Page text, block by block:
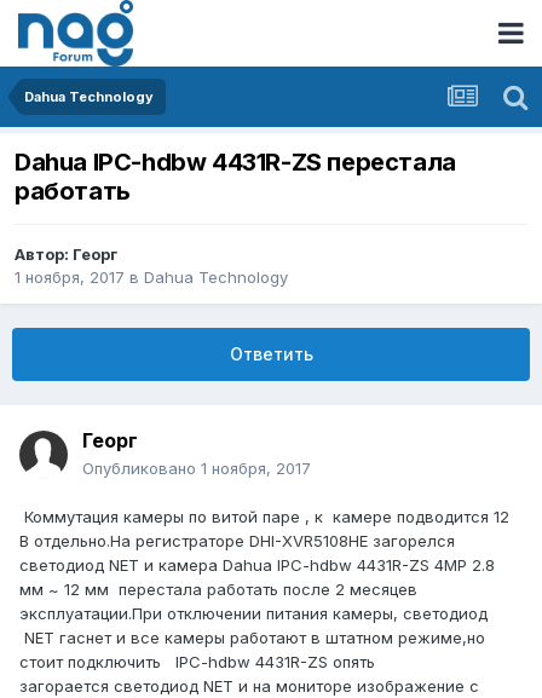
Dahua Technology
Dahua IPC-hdbw 4431R-ZS перестала
работать
Автор: Георг
1 ноября, 2017 в Dahua Technology
Ответить
Георг
Опубликовано 1 ноября, 2017
Коммутация камеры по витой паре , к камере подводится 12
В отдельно.На регистраторе DHI-XVR5108HE загорелся
светодиод NET и камера Dahua IPC-hdbw 4431R-ZS 4MP 2.8
мм ~ 12 мм перестала работать после 2 месяцев
эксплуатации.При отключении питания камеры, светодиод
NET гаснет и все камеры работают в штатном режиме,но
стоит подключить IPC-hdbw 4431R-ZS опять
загорается светодиод NET и на мониторе изображение с